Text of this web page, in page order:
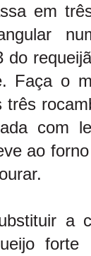
em
do
Faça o
com
ao
a
forte